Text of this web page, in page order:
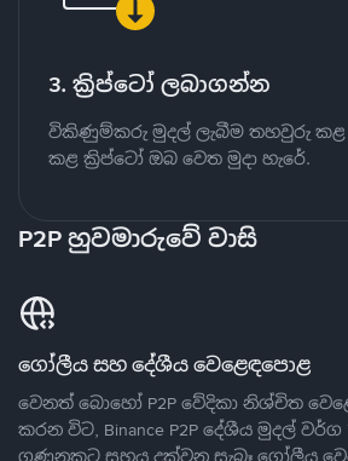
3. ක්‍රිප්ටෝ ලබාගන්න
විකිණුම්කරු මුදල් ලැබීම තහවුරු කළ
කළ ක්‍රිප්ටෝ ඔබ වෙත මුදා හැරේ.
P2P හුවමාරුවේ වාසි
ගෝලීය සහ දේශීය වෙළෙඳපොළ
වෙනත් බොහෝ P2P වේදිකා නිශ්චිත
කරන විට, Binance P2P දේශීය මුදල් වර්ග
ගණනකට සහය දක්වන සැබෑ ගෝලීය